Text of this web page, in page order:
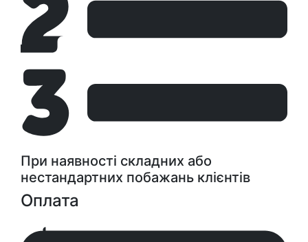
При наявності складних або
нестандартних побажань клієнтів
Оплата